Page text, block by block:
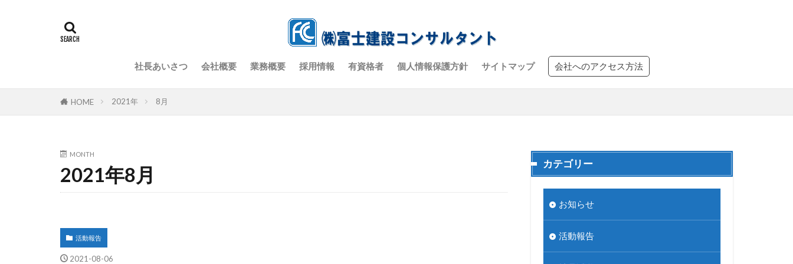
社長あいさつ 会社概要 業務概要 採用情報 有資格者 個人情報保護方針 サイトマップ 会社へのアクセス方法
HOME 2021年 8月
MONTH
2021年8月
活動報告
2021-08-06
カテゴリー
お知らせ
活動報告